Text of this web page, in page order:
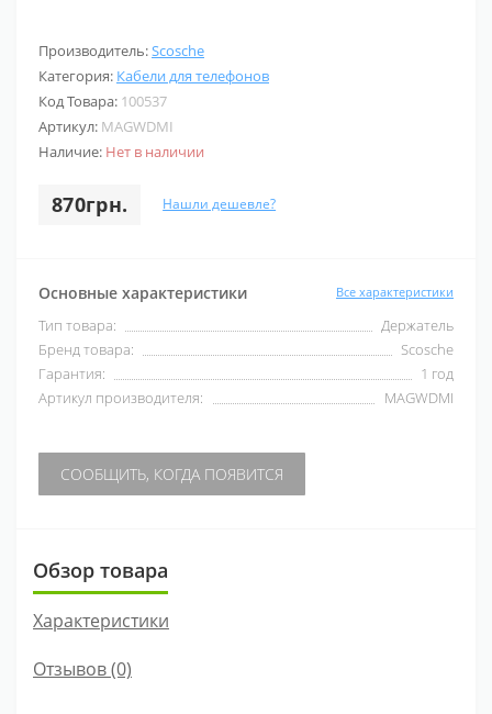
Производитель:Scosche
Категория: Кабели для телефонов
Код Товара: 100537
Артикул: MAGWDMI
Наличие: Нет в наличии
870грн. Нашли дешевле?
Основные характеристики Все характеристики
Тип товара:
Держатель
Бренд товара:
Scosche
Гарантия:
1 год
Артикул производителя:
MAGWDMI
СООБЩИТЬ, КОГДА ПОЯВИТСЯ
Обзор товара
Характеристики
Отзывов (0)